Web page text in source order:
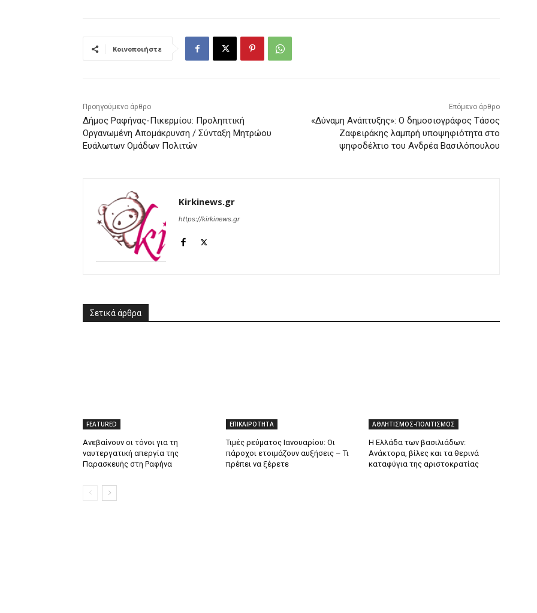
Κοινοποιήστε
Προηγούμενο άρθρο
Δήμος Ραφήνας-Πικερμίου: Προληπτική
Οργανωμένη Απομάκρυνση / Σύνταξη Μητρώου
Ευάλωτων Ομάδων Πολιτών
Επόμενο άρθρο
«Δύναμη Ανάπτυξης»: Ο δημοσιογράφος Τάσος
Ζαφειράκης λαμπρή υποψηφιότητα στο
ψηφοδέλτιο του Ανδρέα Βασιλόπουλου
Kirkinews.gr
https://kirkinews.gr
Σετικά άρθρα
FEATURED
Ανεβαίνουν οι τόνοι για τη
ναυτεργατική απεργία της
Παρασκευής στη Ραφήνα
ΕΠΙΚΑΙΡΟΤΗΤΑ
Τιμές ρεύματος Ιανουαρίου: Οι
πάροχοι ετοιμάζουν αυξήσεις – Τι
πρέπει να ξέρετε
ΑΘΛΗΤΙΣΜΟΣ-ΠΟΛΙΤΙΣΜΟΣ
Η Ελλάδα των βασιλιάδων:
Ανάκτορα, βίλες και τα θερινά
καταφύγια της αριστοκρατίας